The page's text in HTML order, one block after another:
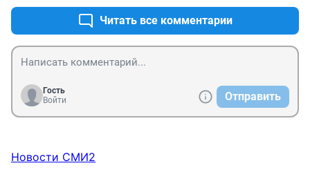
Читать все комментарии
Гость
Войти
Отправить
Новости СМИ2